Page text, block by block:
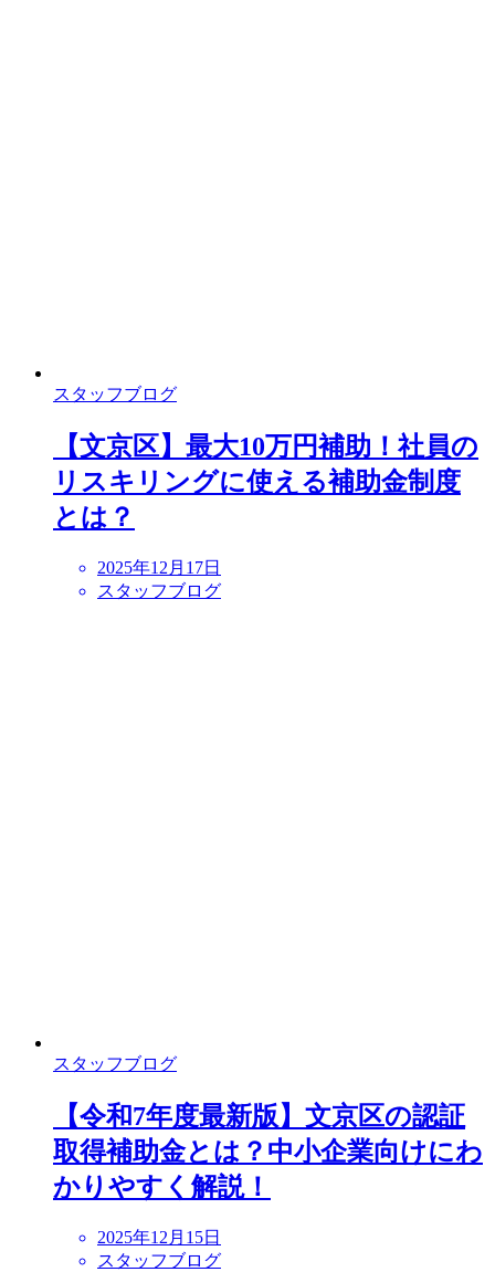
スタッフブログ
【文京区】最大10万円補助！社員の
リスキリングに使える補助金制度
とは？
2025年12月17日
スタッフブログ
スタッフブログ
【令和7年度最新版】文京区の認証
取得補助金とは？中小企業向けにわ
かりやすく解説！
2025年12月15日
スタッフブログ